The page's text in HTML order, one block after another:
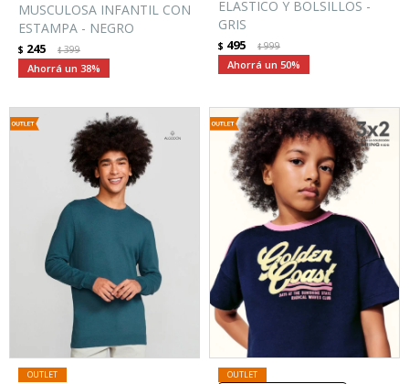
MUSCULOSA INFANTIL CON
ESTAMPA - NEGRO
$ 245 $399
38
ELASTICO Y BOLSILLOS -
GRIS
$ 495 $999
50